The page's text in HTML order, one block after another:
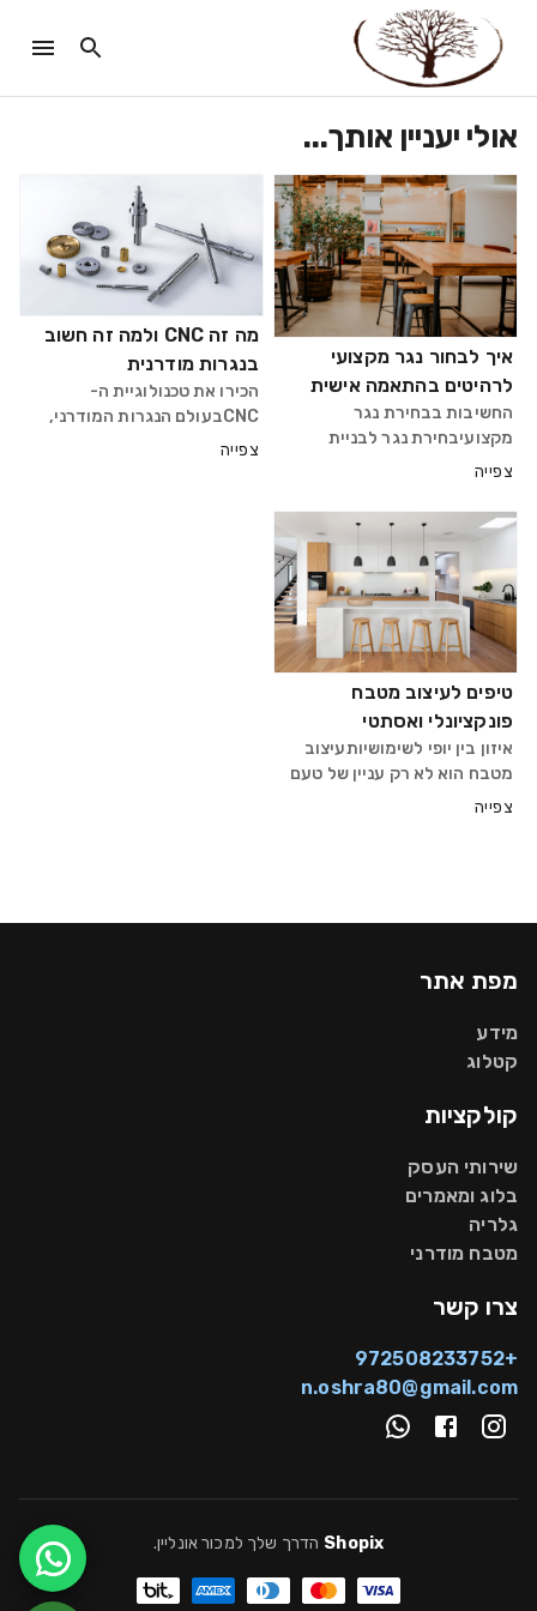
אולי יעניין אותך...
איך לבחור נגר מקצועי
לרהיטים בהתאמה אישית
החשיבות בבחירת נגר
מקצועיבחירת נגר לבניית
רהיטים בהתאמה אישית היא
פרקטי ומרשים. נגר טוב ידע
לתרגם את הרעיונות שלך
למציאות, ולעבוד איתך בשיתוף
פעולה כדי להבטיח תוצאה
מדויקת
צפייה
מה זה CNC ולמה זה חשוב
בנגרות מודרנית
הכירו את טכנולוגיית ה-
CNCבעולם הנגרות המודרני,
צפייה
טיפים לעיצוב מטבח
פונקציונלי ואסתטי
איזון בין יופי לשימושיותעיצוב
מטבח הוא לא רק עניין של טעם
– אלא שילוב חכם בין אסתטיקה
יקל
צפייה
מפת אתר
מידע
קטלוג
קולקציות
שירותי העסק
בלוג ומאמרים
גלריה
מטבח מודרני
צרו קשר
+972508233752
n.oshra80@gmail.com
Shopix הדרך שלך למכור אונליין.